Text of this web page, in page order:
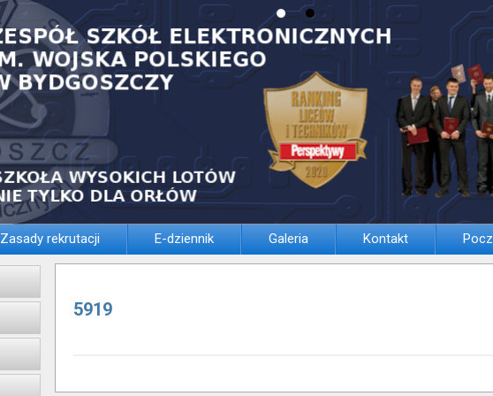
Zasady rekrutacji E-dziennik Galeria Kontakt
5919